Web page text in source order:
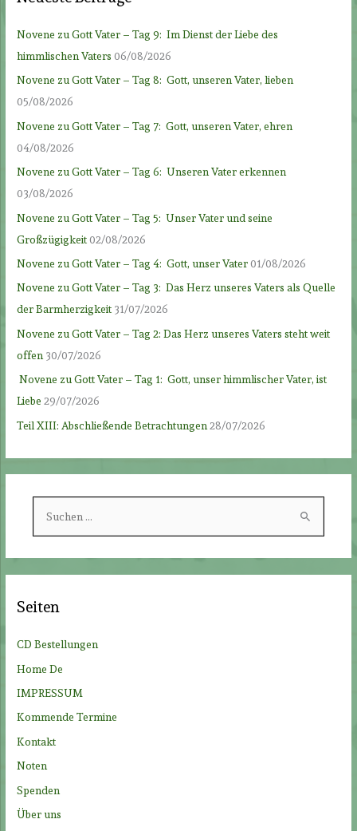
Novene zu Gott Vater – Tag 9: Im Dienst der Liebe des
himmlischen Vaters 06/08/2026
Novene zu Gott Vater – Tag 8: Gott, unseren Vater, lieben
05/08/2026
Novene zu Gott Vater – Tag 7: Gott, unseren Vater, ehren
04/08/2026
Novene zu Gott Vater – Tag 6: Unseren Vater erkennen
03/08/2026
Novene zu Gott Vater – Tag 5: Unser Vater und seine
Großzügigkeit02/08/2026
Novene zu Gott Vater – Tag 4: Gott, unser Vater01/08/2026
Novene zu Gott Vater – Tag 3: Das Herz unseres Vaters als Quelle
der Barmherzigkeit 31/07/2026
Novene zu Gott Vater – Tag 2: Das Herz unseres Vaters steht weit
offen 30/07/2026
Novene zu Gott Vater – Tag 1: Gott, unser himmlischer Vater, ist
Liebe 29/07/2026
Teil XIII: Abschließende Betrachtungen 28/07/2026
n
h
:
Seiten
CD Bestellungen
Home De
IMPRESSUM
Kommende Termine
Kontakt
Noten
Spenden
Über uns